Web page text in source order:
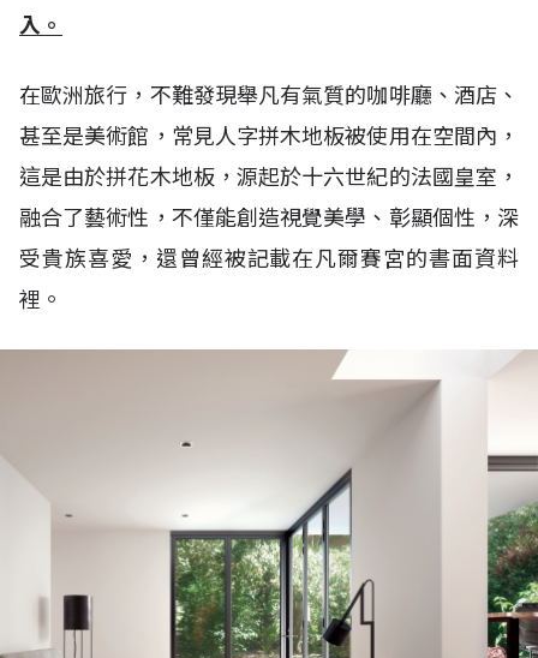
入。
在歐洲旅行，不難發現舉凡有氣質的咖啡廳、酒店、
甚至是美術館，常見人字拼木地板被使用在空間內，
這是由於拼花木地板，源起於十六世紀的法國皇室，
融合了藝術性，不僅能創造視覺美學、彰顯個性，深
受貴族喜愛，還曾經被記載在凡爾賽宮的書面資料
裡。